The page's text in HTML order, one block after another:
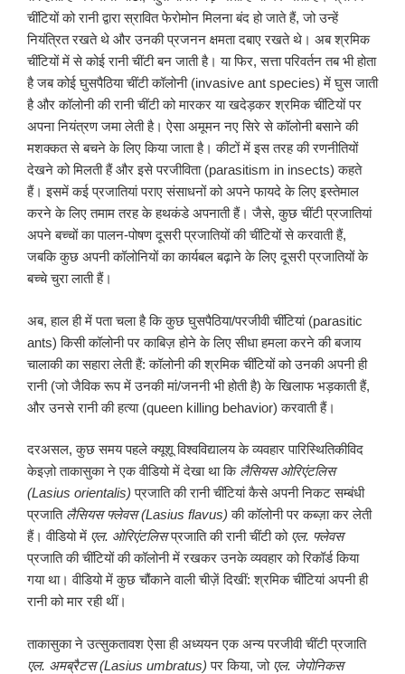
चींटियों को रानी द्वारा स्रावित फेरोमोन मिलना बंद हो जाते हैं, जो उन्हें
नियंत्रित रखते थे और उनकी प्रजनन क्षमता दबाए रखते थे। अब श्रमिक
चींटियों में से कोई रानी चींटी बन जाती है। या फिर, सत्ता परिवर्तन तब भी होता
है जब कोई घुसपैठिया चींटी कॉलोनी (invasive ant species) में घुस जाती
है और कॉलोनी की रानी चींटी को मारकर या खदेड़कर श्रमिक चींटियों पर
अपना नियंत्रण जमा लेती है। ऐसा अमूमन नए सिरे से कॉलोनी बसाने की
मशक्कत से बचने के लिए किया जाता है। कीटों में इस तरह की रणनीतियों
देखने को मिलती हैं और इसे परजीविता (parasitism in insects) कहते
हैं। इसमें कई प्रजातियां पराए संसाधनों को अपने फायदे के लिए इस्तेमाल
करने के लिए तमाम तरह के हथकंडे अपनाती हैं। जैसे, कुछ चींटी प्रजातियां
अपने बच्चों का पालन-पोषण दूसरी प्रजातियों की चींटियों से करवाती हैं,
जबकि कुछ अपनी कॉलोनियों का कार्यबल बढ़ाने के लिए दूसरी प्रजातियों के
बच्चे चुरा लाती हैं।
अब, हाल ही में पता चला है कि कुछ घुसपैठिया/परजीवी चींटियां (parasitic
ants) किसी कॉलोनी पर काबिज़ होने के लिए सीधा हमला करने की बजाय
चालाकी का सहारा लेती हैं: कॉलोनी की श्रमिक चींटियों को उनकी अपनी ही
रानी (जो जैविक रूप में उनकी मां/जननी भी होती है) के खिलाफ भड़काती हैं,
और उनसे रानी की हत्या (queen killing behavior) करवाती हैं।
दरअसल, कुछ समय पहले क्यूशू विश्वविद्यालय के व्यवहार पारिस्थितिकीविद
केइज़ो ताकासुका ने एक वीडियो में देखा था कि लैसियस ओरिएंटलिस
(Lasius orientalis) प्रजाति की रानी चींटियां कैसे अपनी निकट सम्बंधी
प्रजाति लैसियस फ्लेवस (Lasius flavus) की कॉलोनी पर कब्ज़ा कर लेती
हैं। वीडियो में एल. ओरिएंटलिसप्रजाति की रानी चींटी को एल. फ्लेवस
प्रजाति की चींटियों की कॉलोनी में रखकर उनके व्यवहार को रिकॉर्ड किया
गया था। वीडियो में कुछ चौंकाने वाली चीज़ें दिखीं: श्रमिक चींटियां अपनी ही
रानी को मार रही थीं।
ताकासुका ने उत्सुकतावश ऐसा ही अध्ययन एक अन्य परजीवी चींटी प्रजाति
एल. अमब्रैटस (Lasius umbratus) पर किया, जो एल. जेपोनिकस